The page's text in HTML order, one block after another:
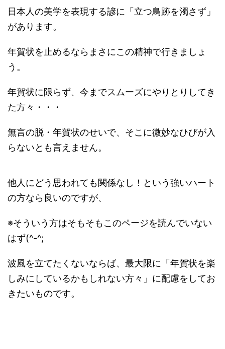
日本人の美学を表現する諺に「立つ鳥跡を濁さず」
があります。
年賀状を止めるならまさにこの精神で行きましょ
う。
年賀状に限らず、今までスムーズにやりとりしてき
た方々・・・
無言の脱・年賀状のせいで、そこに微妙なひびが入
らないとも言えません。
他人にどう思われても関係なし！という強いハート
の方なら良いのですが、
※そういう方はそもそもこのページを読んでいない
はず(^-^;
波風を立てたくないならば、最大限に「年賀状を楽
しみにしているかもしれない方々」に配慮をしてお
きたいものです。